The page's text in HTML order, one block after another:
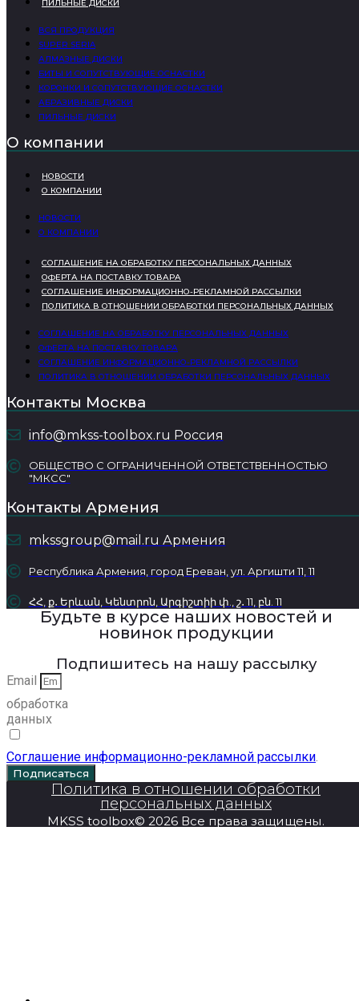
ПИЛЬНЫЕ ДИСКИ
ВСЯ ПРОДУКЦИЯ
SUPER SERIA
АЛМАЗНЫЕ ДИСКИ
БИТЫ И СОПУТСТВУЮЩИЕ ОСНАСТКИ
КОРОНКИ И СОПУТСТВУЮЩИЕ ОСНАСТКИ
АБРАЗИВНЫЕ ДИСКИ
ПИЛЬНЫЕ ДИСКИ
О компании
НОВОСТИ
О КОМПАНИИ
НОВОСТИ
О КОМПАНИИ
СОГЛАШЕНИЕ НА ОБРАБОТКУ ПЕРСОНАЛЬНЫХ ДАННЫХ
ОФЕРТА НА ПОСТАВКУ ТОВАРА
СОГЛАШЕНИЕ ИНФОРМАЦИОННО-РЕКЛАМНОЙ РАССЫЛКИ
ПОЛИТИКА В ОТНОШЕНИИ ОБРАБОТКИ ПЕРСОНАЛЬНЫХ ДАННЫХ
СОГЛАШЕНИЕ НА ОБРАБОТКУ ПЕРСОНАЛЬНЫХ ДАННЫХ
ОФЕРТА НА ПОСТАВКУ ТОВАРА
СОГЛАШЕНИЕ ИНФОРМАЦИОННО-РЕКЛАМНОЙ РАССЫЛКИ
ПОЛИТИКА В ОТНОШЕНИИ ОБРАБОТКИ ПЕРСОНАЛЬНЫХ ДАННЫХ
Контакты Москва
info@mkss-toolbox.ru Россия
ОБЩЕСТВО С ОГРАНИЧЕННОЙ ОТВЕТСТВЕННОСТЬЮ
"МКСС"
Контакты Армения
mkssgroup@mail.ru Армения
Республика Армения, город Ереван, ул. Аргишти 11, 11
ՀՀ, ք․ Երևան, Կենտրոն, Արգիշտիի փ., շ․ 11, բն. 11
Будьте в курсе наших новостей и
новинок продукции
Подпишитесь на нашу рассылку
Email
обработка
данных
Соглашение информационно-рекламной рассылки.
Подписаться
Политика в отношении обработки
персональных данных
MKSS toolbox© 2026 Все права защищены.